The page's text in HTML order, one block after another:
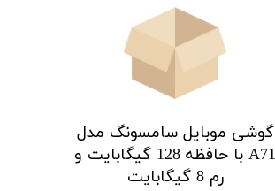
★★★★
گوشی موبایل سامسونگ مدل
A71 با حافظه 128 گیگابایت و
رم 8 گیگابایت